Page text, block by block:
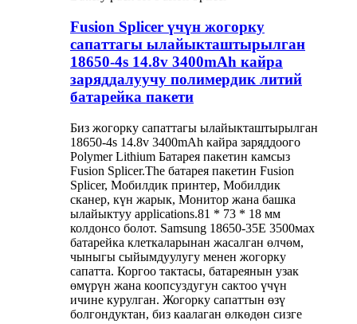
Fusion Splicer үчүн жогорку
сапаттагы ылайыкташтырылган
18650-4s 14.8v 3400mAh кайра
заряддалуучу полимердик литий
батарейка пакети
Биз жогорку сапаттагы ылайыкташтырылган
18650-4s 14.8v 3400mAh кайра заряддоого
Polymer Lithium Батарея пакетин камсыз
Fusion Splicer.The батарея пакетин Fusion
Splicer, Мобилдик принтер, Мобилдик
сканер, күн жарык, Монитор жана башка
ылайыктуу applications.81 * 73 * 18 мм
колдонсо болот. Samsung 18650-35E 3500мах
батарейка клеткаларынан жасалган өлчөм,
чыныгы сыйымдуулугу менен жогорку
сапатта. Коргоо тактасы, батареянын узак
өмүрүн жана коопсуздугун сактоо үчүн
ичине курулган. Жогорку сапаттын өзү
болгондуктан, биз каалаган өлкөдөн сизге